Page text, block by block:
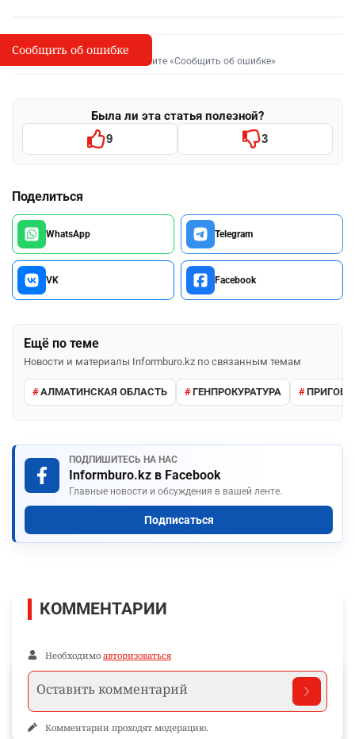
I
Сообщить об опечатке
Выделите фрагмент и нажмите «Сообщить об ошибке»
Была ли эта статья полезной?
9 3
Поделиться
WhatsApp Telegram
VK Facebook
Ещё по теме
Новости и материалы Informburo.kz по связанным темам
АЛМАТИНСКАЯ ОБЛАСТЬ ГЕНПРОКУРАТУРА
ПОДПИШИТЕСЬ НА НАС
Informburo.kz в Facebook
Главные новости и обсуждения в вашей ленте.
Подписаться
Сообщить об ошибке
КОММЕНТАРИИ
Необходимо авторизоваться
Комментарии проходят модерацию.